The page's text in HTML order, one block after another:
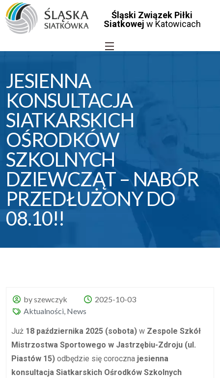
Śląski Związek Piłki
Siatkowej w Katowicach
JESIENNA
KONSULTACJA
SIATKARSKICH
OŚRODKÓW
SZKOLNYCH
DZIEWCZĄT – NABÓR
PRZEDŁUŻONY DO
08.10!!
by szewczyk
2025-10-03
Aktualności, News
Już 18 października 2025 (sobota) w Zespole Szkół
Mistrzostwa Sportowego w Jastrzębiu-Zdroju (ul.
Piastów 15) odbędzie się coroczna jesienna
konsultacja Siatkarskich Ośrodków Szkolnych